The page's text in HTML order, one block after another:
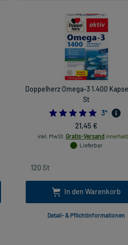
Doppelherz Omega-3 1.400
St
5.0
3*
21,45 €
inkl. MwSt. Gratis-Versand
Lieferbar
In den Warenkorb
Detail- & Pflichtinformationen